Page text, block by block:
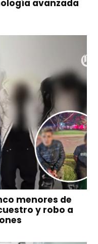
avanzada
menores de
y robo a